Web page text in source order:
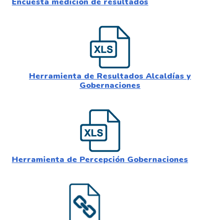
contratar por medio de ellos. Los AMP incentivan el
necesidades de sus ciudadanos. Los AMP pueden ser
consultados en la Tienda Virtual del Estado Colombiano
https://colombiacompra.gov.co/content/tienda-virtual
Línea de acción #3. Cofinanciación de
estrategias de ciudades y territorios
En caso de que el MinTIC así lo estime, se habilitarán
diferentes mecanismos tales como convenios
interadministrativos y convocatorias públicas que
permitan la cofinanciación de proyectos de ciudades y
territorios inteligentes. Para ello, estableció los
cofinanciación de las estrategias de ciudades y territorios
inteligentes con recursos del Fondo Único de TIC -
FUNTIC. Esta información, que se encuentra disponible
Herramienta de Resultados Alcaldías y
Gobernaciones
Herramienta de Percepción Gobernaciones